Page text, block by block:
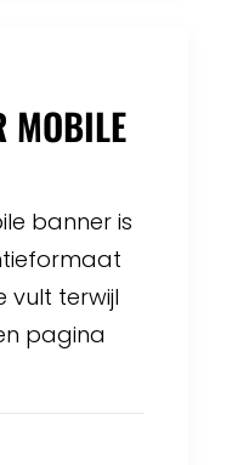
MOBILE
banner is
vult terwijl
pagina